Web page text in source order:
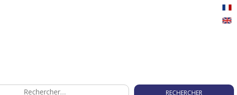
Rechercher :